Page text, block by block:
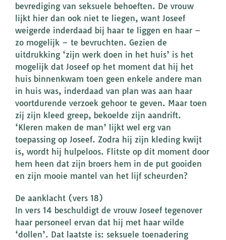
bevrediging van seksuele behoeften. De vrouw
lijkt hier dan ook niet te liegen, want Joseef
weigerde inderdaad bij haar te liggen en haar –
zo mogelijk – te bevruchten. Gezien de
uitdrukking ‘zijn werk doen in het huis’ is het
mogelijk dat Joseef op het moment dat hij het
huis binnenkwam toen geen enkele andere man
in huis was, inderdaad van plan was aan haar
voortdurende verzoek gehoor te geven. Maar toen
zij zijn kleed greep, bekoelde zijn aandrift.
‘Kleren maken de man’ lijkt wel erg van
toepassing op Joseef. Zodra hij zijn kleding kwijt
is, wordt hij hulpeloos. Flitste op dit moment door
hem heen dat zijn broers hem in de put gooiden
en zijn mooie mantel van het lijf scheurden?
De aanklacht (vers 18)
In vers 14 beschuldigt de vrouw Joseef tegenover
haar personeel ervan dat hij met haar wilde
‘dollen’. Dat laatste is: seksuele toenadering